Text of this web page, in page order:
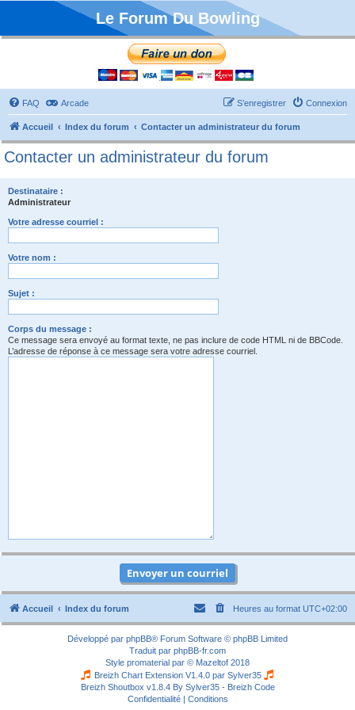
Le Forum Du Bowling
FAQ Arcade Connexion
S’enregistrer
Accueil Index du forum Contacter un administrateur du forum
Contacter un administrateur du forum
Destinataire :
Administrateur
Votre adresse courriel :
Votre nom :
Sujet :
Corps du message :
Ce message sera envoyé au format texte, ne pas inclure de code HTML ni de BBCode.
L’adresse de réponse à ce message sera votre adresse courriel.
Accueil Index du forum Heures au format UTC+02:00
Développé par phpBB® Forum Software © phpBB Limited
Traduit par phpBB-fr.com
Style promaterial par © Mazeltof 2018
Breizh Chart Extension V1.4.0 par Sylver35
Breizh Shoutbox v1.8.4 By Sylver35 - Breizh Code
Confidentialité| Conditions